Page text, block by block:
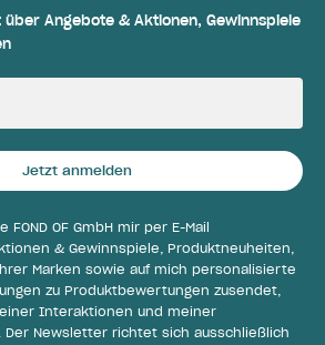
Angebote & Aktionen, Gewinnspiele
Jetzt anmelden
OF GmbH mir per E-Mail
& Gewinnspiele, Produktneuheiten,
Marken sowie auf mich personalisierte
zu Produktbewertungen zusendet,
Interaktionen und meiner
Der Newsletter richtet sich ausschließlich